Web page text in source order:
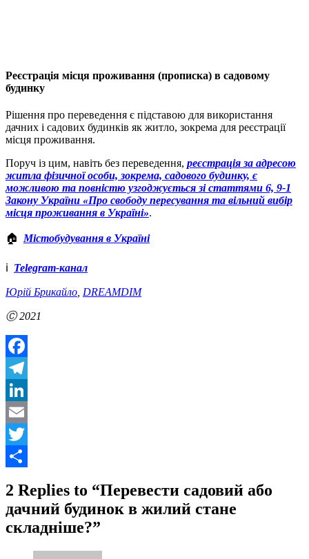
Реєстрація місця проживання (прописка) в садовому
будинку
Рішення про переведення є підставою для використання
дачних і садових будинків як житло, зокрема для реєстрації
місця проживання.
Поруч із цим, навіть без переведення, реєстрація за адресою
житла фізичної особи, зокрема, садового будинку, є
можливою та повністю узгоджується зі статтями 6, 9-1
Закону України «Про свободу пересування та вільний вибір
місця проживання в Україні».
🏠 Містобудування в Україні
ℹ️ Telegram-канал
Юрій Брикайло DREAMDIM
Ⓒ 2021
Facebook
Telegram
LinkedIn
Email
Twitter
2 Replies to “Перевести садовий або
дачний будинок в жилий стане
складніше?”